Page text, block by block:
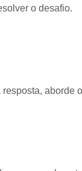
o desafio.
resposta, aborde